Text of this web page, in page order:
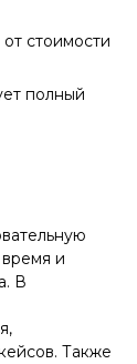
стоимости
полный
и
В
Также